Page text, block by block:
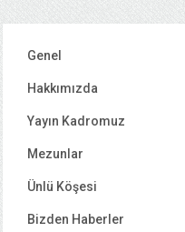
Genel
Hakkımızda
Yayın Kadromuz
Mezunlar
Ünlü Köşesi
Bizden Haberler